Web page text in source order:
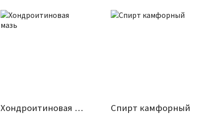
Хондроитиновая мазь Спирт камфорный